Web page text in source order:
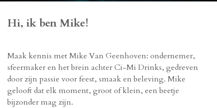
Hi, ik ben Mike!
Maak kennis met Mike Van Geenhoven: ondernemer,
sfeermaker en het brein achter Ci-Mi Drinks, gedreven
door zijn passie voor feest, smaak en beleving. Mike
gelooft dat elk moment, groot of klein, een beetje
bijzonder mag zijn.